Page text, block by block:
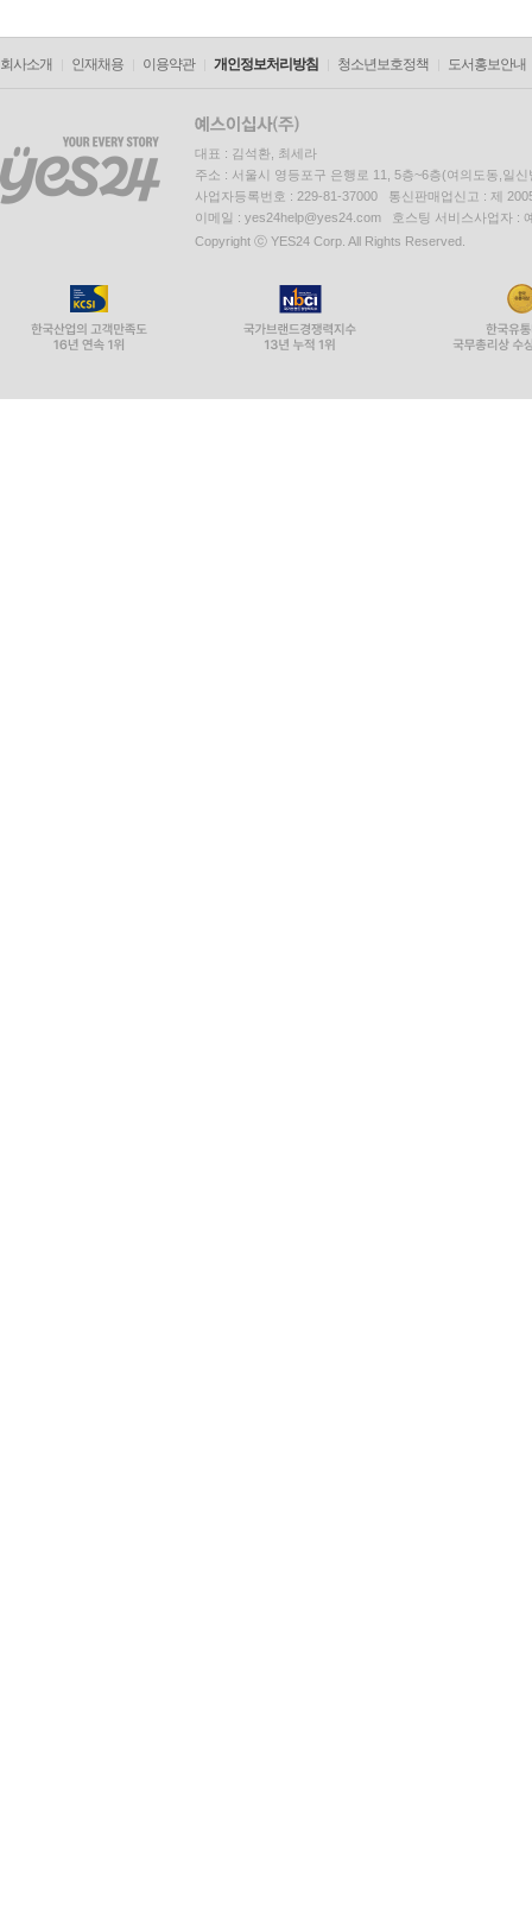
회사소개 인재채용 이용약관 개인정보처리방침 청소년보호정책 도서홍보안내
대표 : 김석환, 최세라
주소 : 서울시 영등포구 은행로 11, 5층~6층(여의도동,일신
사업자등록번호 : 229-81-37000 통신판매업신고 : 제
이메일 : yes24help@yes24.com 호스팅 서비스사업자 :
Copyright ⓒ YES24 Corp. All Rights Reserved.